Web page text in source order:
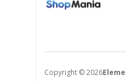
Copyright © 2026